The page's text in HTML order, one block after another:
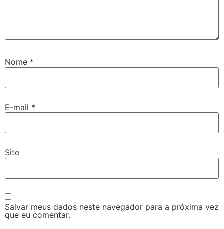
Nome *
E-mail *
Site
Salvar meus dados neste navegador para a próxima vez
que eu comentar.